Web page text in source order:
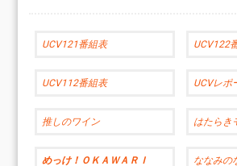
UCV121番組表 UCV122
UCV112番組表 UCVレポ
推しのワイン はたらき
めっけ！ＯＫＡＷＡＲＩ
ななみの